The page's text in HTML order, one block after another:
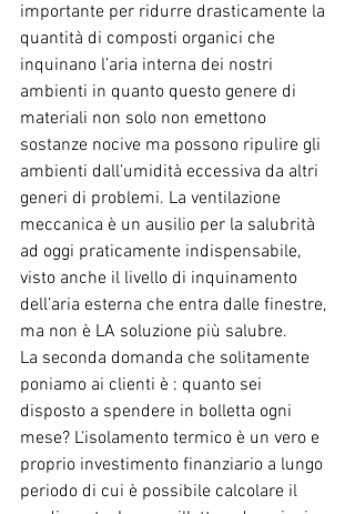
importante per ridurre drasticamente la
quantità di composti organici che
inquinano l’aria interna dei nostri
ambienti in quanto questo genere di
materiali non solo non emettono
sostanze nocive ma possono ripulire gli
ambienti dall’umidità eccessiva da altri
generi di problemi. La ventilazione
meccanica è un ausilio per la salubrità
ad oggi praticamente indispensabile,
visto anche il livello di inquinamento
dell’aria esterna che entra dalle finestre,
ma non è LA soluzione più salubre.
La seconda domanda che solitamente
poniamo ai clienti è : quanto sei
disposto a spendere in bolletta ogni
mese? L’isolamento termico è un vero e
proprio investimento finanziario a lungo
periodo di cui è possibile calcolare il